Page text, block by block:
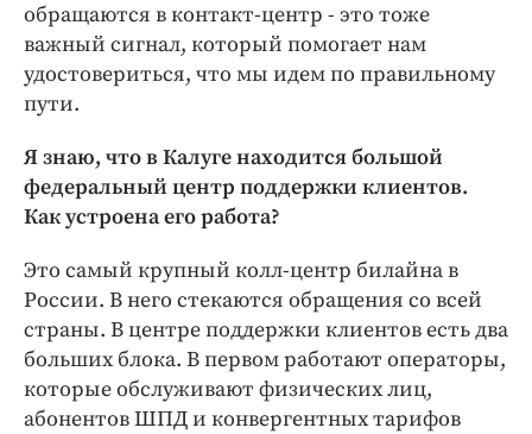
обращаются в контакт-центр - это тоже
важный сигнал, который помогает нам
удостовериться, что мы идем по правильному
пути.
Я знаю, что в Калуге находится большой
федеральный центр поддержки клиентов.
Как устроена его работа?
Это самый крупный колл-центр билайна в
России. В него стекаются обращения со всей
страны. В центре поддержки клиентов есть два
больших блока. В первом работают операторы,
которые обслуживают физических лиц,
абонентов ШПД и конвергентных тарифов